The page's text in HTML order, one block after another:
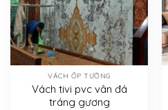
VÁCH ỐP TƯỜNG
Vách tivi pvc vân đá
tráng gương